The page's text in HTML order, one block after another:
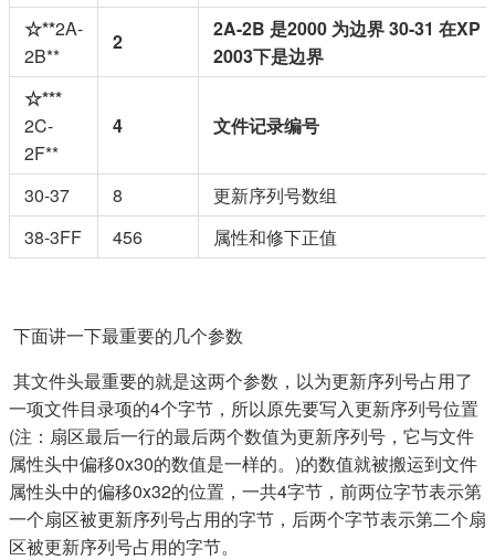
☆**2A-
2B**
2
2A-2B 是2000 为边界 30-31 在XP
2003下是边界
☆***
2C-
2F**
4 文件记录编号
30-37 8
更新序列号数组
38-3FF
456 属性和修下正值
​ 下面讲一下最重要的几个参数
​ 其文件头最重要的就是这两个参数，以为更新序列号占用了
一项文件目录项的4个字节，所以原先要写入更新序列号位置
(注：扇区最后一行的最后两个数值为更新序列号，它与文件
属性头中偏移0x30的数值是一样的。)的数值就被搬运到文件
属性头中的偏移0x32的位置，一共4字节，前两位字节表示第
一个扇区被更新序列号占用的字节，后两个字节表示第二个扇
区被更新序列号占用的字节。